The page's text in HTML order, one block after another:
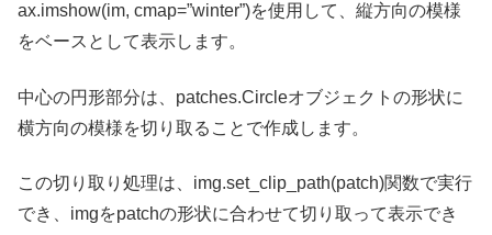
ax.imshow(im, cmap=”winter”)を使用して、縦方向の模様
をベースとして表示します。
中心の円形部分は、patches.Circleオブジェクトの形状に
横方向の模様を切り取ることで作成します。
この切り取り処理は、img.set_clip_path(patch)関数で実行
でき、imgをpatchの形状に合わせて切り取って表示でき